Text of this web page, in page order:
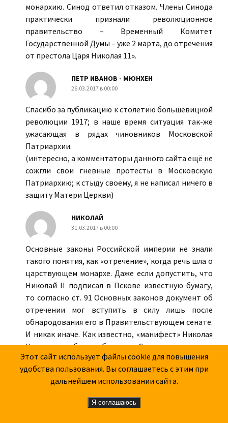
монархию. Синод ответил отказом. Члены Синода
практически признали революционное
правительство – Временный Комитет
Государственной Думы – уже 2 марта, до отречения
от престола Царя Николая 11».
ПЕТР ИВАНОВ - МЮНХЕН
26.03.2017 в 00:00
Спасибо за публикацию к столетию большевицкой
революции 1917; в наше время ситуация так-же
ужасающая в рядах чиновников Московской
Патриархии.
(интересно, а комментаторы данного сайта ещё не
сожгли свои гневные протесты в Московскую
Патриархию; к стыду своему, я не написал ничего в
защиту Матери Церкви)
НИКОЛАЙ
31.03.2017 в 00:00
Основные законы Российской империи не знали
такого понятия, как «отречение», когда речь шла о
царствующем монархе. Даже если допустить, что
Николай II подписал в Пскове известную бумагу,
то согласно ст. 91 Основных законов документ об
отречении мог вступить в силу лишь после
обнародования его в Правительствующем сенате.
И никак иначе. Как известно, «манифест» Николая
II никогда не был опубликован Сенатом, а значит, и
не вступил в законную силу. Кроме того, согласно
ст. 86, этот документ не мог быть принят «без
одобрения Государственного Совета и
Государственной Думы». Однако заседания
Госдумы с 27 февраля 1917 г. были приостановлены
Этот сайт использует файлы cookie для повышения
удобства пользования. Вы соглашаетесь с этим при
дальнейшем использовании сайта.
Я соглашаюсь